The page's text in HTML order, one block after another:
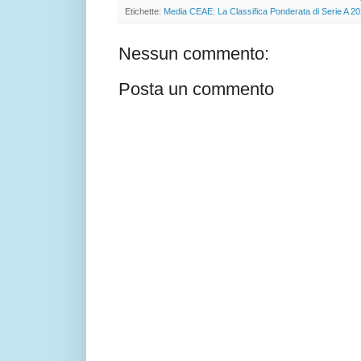
Etichette: Media CEAE: La Classifica Ponderata di Serie A
Nessun commento:
Posta un commento